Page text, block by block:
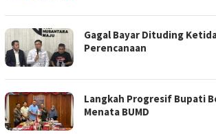
Gagal Bayar Dituding
Perencanaan
Langkah Progresif Bupati
Menata BUMD